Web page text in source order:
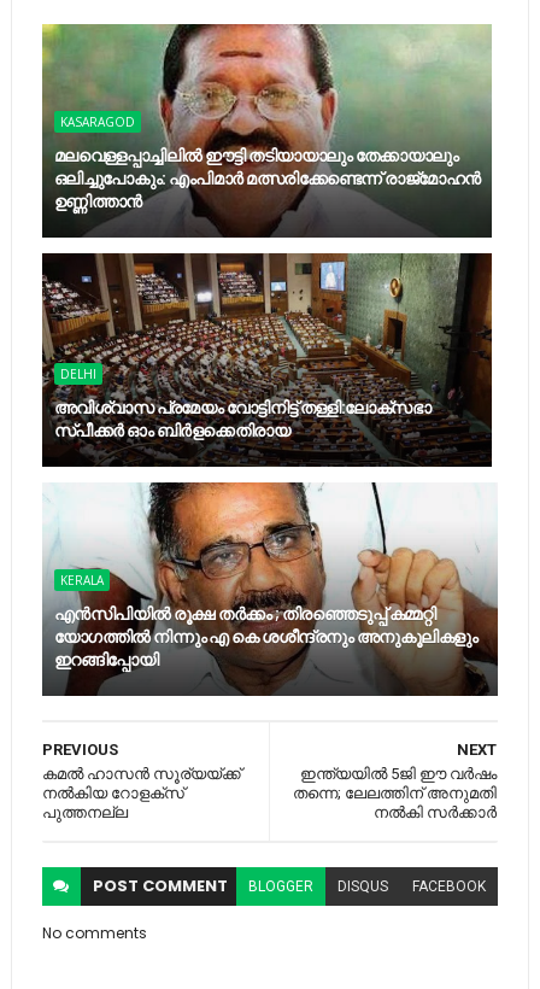
KASARAGOD
മലവെള്ളപ്പാച്ചിലില്‍ ഈട്ടി തടിയായാലും തേക്കായാലും
ഒലിച്ചുപോകും: എംപിമാര്‍ മത്സരിക്കേണ്ടെന്ന് രാജ്‌മോഹന്‍
ഉണ്ണിത്താന്‍
DELHI
അവിശ്വാസ പ്രമേയം വോട്ടിനിട്ട് തള്ളി:ലോക്സഭാ
സ്പീക്കർ ഓം ബിർളക്കെതിരായ
KERALA
എന്‍സിപിയില്‍ രൂക്ഷ തര്‍ക്കം ; തിരഞ്ഞെടുപ്പ് കമ്മറ്റി
യോഗത്തില്‍ നിന്നും എ കെ ശശീന്ദ്രനും അനുകൂലികളും
ഇറങ്ങിപ്പോയി
NEXT
ഇന്ത്യയില്‍ 5ജി ഈ വര്‍ഷം
തന്നെ; ലേലത്തിന് അനുമതി
നല്‍കി സര്‍ക്കാര്‍
PREVIOUS
കമല്‍ ഹാസന്‍ സൂര്യയ്ക്ക്
നല്‍കിയ റോളക്‌സ്
പുത്തനല്ല
POST COMMENT BLOGGER DISQUS FACEBOOK
No comments